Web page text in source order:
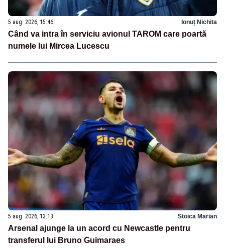
5 aug. 2026, 15:46 Ionuț Nichita
Când va intra în serviciu avionul TAROM care poartă
numele lui Mircea Lucescu
5 aug. 2026, 13:13 Stoica Marian
Arsenal ajunge la un acord cu Newcastle pentru
transferul lui Bruno Guimaraes